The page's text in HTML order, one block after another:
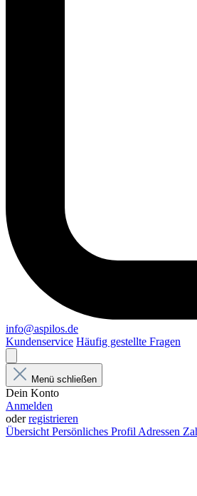
info@aspilos.de
Kundenservice Häufig gestellte Fragen
Menü schließen
Dein Konto
Anmelden
oderregistrieren
ÜbersichtPersönliches ProfilAdressen